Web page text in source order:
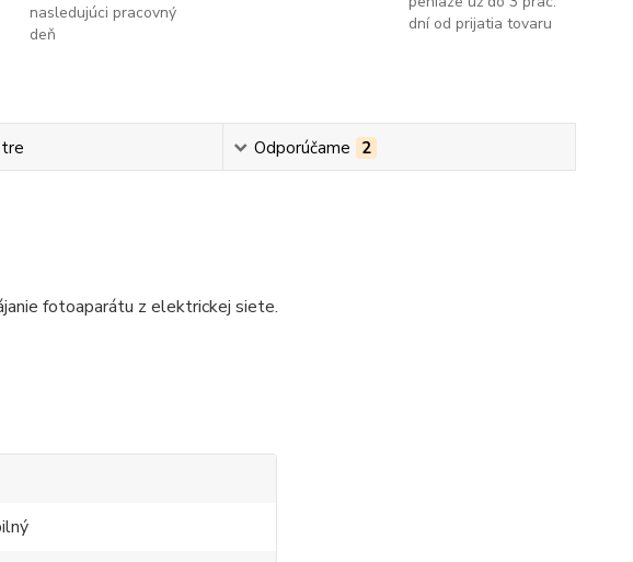
nasledujúci pracovný
deň
dní od prijatia tovaru
Odporúčame 2
fotoaparátu z elektrickej siete.